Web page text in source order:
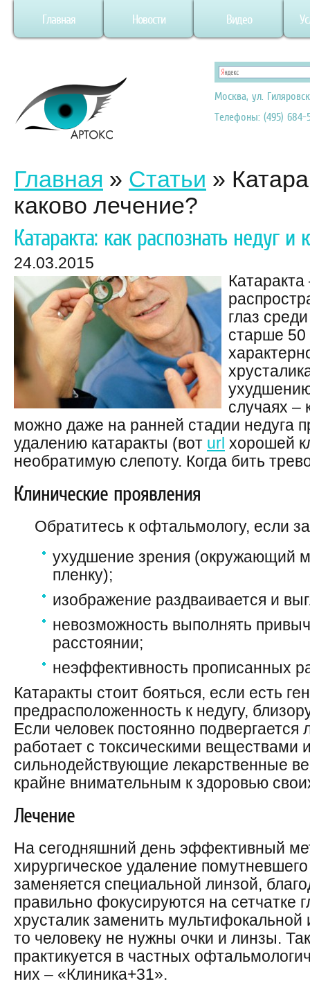
Главная Новости Видео
Москва, ул.
Телефоны: (495) 684-
Главная » Статьи »
каково лечение?
Катаракта: как распознать недуг и
24.03.2015
глаз
старше 50
случаях –
можно даже на ранней стадии недуга
удалению катаракты (вот url хорошей
необратимую слепоту. Когда бить
Клинические проявления
Обратитесь к офтальмологу, если
ухудшение зрения (окружающий
пленку);
изображение раздваивается и
невозможность выполнять
расстоянии;
неэффективность прописанных
Катаракты стоит бояться, если есть
предрасположенность к недугу,
Если человек постоянно
работает с токсическими веществами
сильнодействующие лекарственные
крайне внимательным к здоровью
Лечение
На сегодняшний день эффективный
хирургическое удаление
заменяется специальной линзой,
правильно фокусируются на сетчатке
хрусталик заменить мультифокальной
то человеку не нужны очки и линзы.
практикуется в частных
них – «Клиника+31».